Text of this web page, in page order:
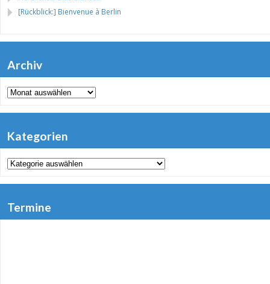
[Rückblick:] Bienvenue à Berlin
Archiv
Archiv
Kategorien
Kategorien
Termine